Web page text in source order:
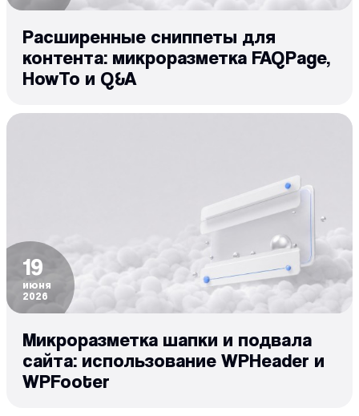
Расширенные сниппеты для
контента: микроразметка FAQPage,
HowTo и Q&A
19
июня
2026
Микроразметка шапки и подвала
сайта: использование WPHeader и
WPFooter